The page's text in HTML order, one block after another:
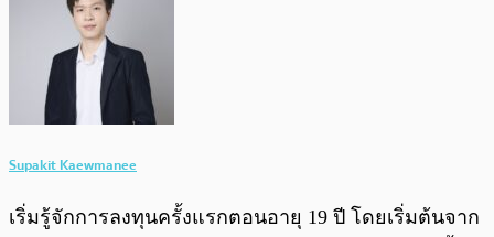
Supakit Kaewmanee
เริ่มรู้จักการลงทุนครั้งแรกตอนอายุ 19 ปี โดยเริ่มต้นจาก